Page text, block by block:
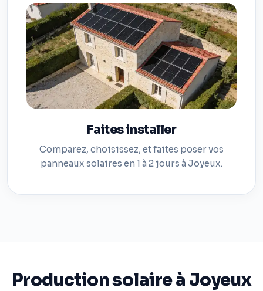
Faites installer
Comparez, choisissez, et faites poser vos
panneaux solaires en 1 à 2 jours à Joyeux.
Production solaire à Joyeux